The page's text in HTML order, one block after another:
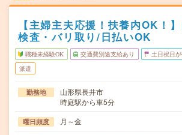
【主婦主夫応援！扶養内OK！
検査・バリ取り/日払いOK
職種未経験OK 交通費別途支給あり 土日祝日
派遣
勤務地
山形県長井市
時庭駅から車5分
曜日頻度 月～金